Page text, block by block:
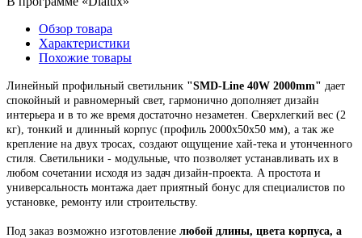
Обзор товара
Характеристики
Похожие товары
Линейный профильный светильник "SMD-Line 40W 2000mm" дает
спокойный и равномерный свет, гармонично дополняет дизайн
интерьера и в то же время достаточно незаметен. Сверхлегкий вес (2
кг), тонкий и длинный корпус (профиль 2000х50х50 мм), а так же
крепление на двух тросах, создают ощущение хай-тека и утонченного
стиля. Светильники - модульные, что позволяет устанавливать их в
любом сочетании исходя из задач дизайн-проекта. А простота и
универсальность монтажа дает приятный бонус для специалистов по
установке, ремонту или строительству.
Под заказ возможно изготовление любой длины, цвета корпуса, а